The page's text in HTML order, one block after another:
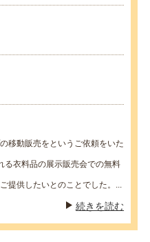
移動販売をというご依頼をいた
る衣料品の展示販売会での無料
提供したいとのことでした。...
続きを読む